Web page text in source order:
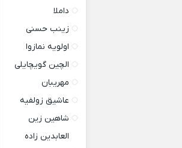
داملا
زینب حسنی
اولویه نمازوا
الچین گویچایلی
مهریبان
عاشیق زولفیه
شاهین زین
العابدین زاده